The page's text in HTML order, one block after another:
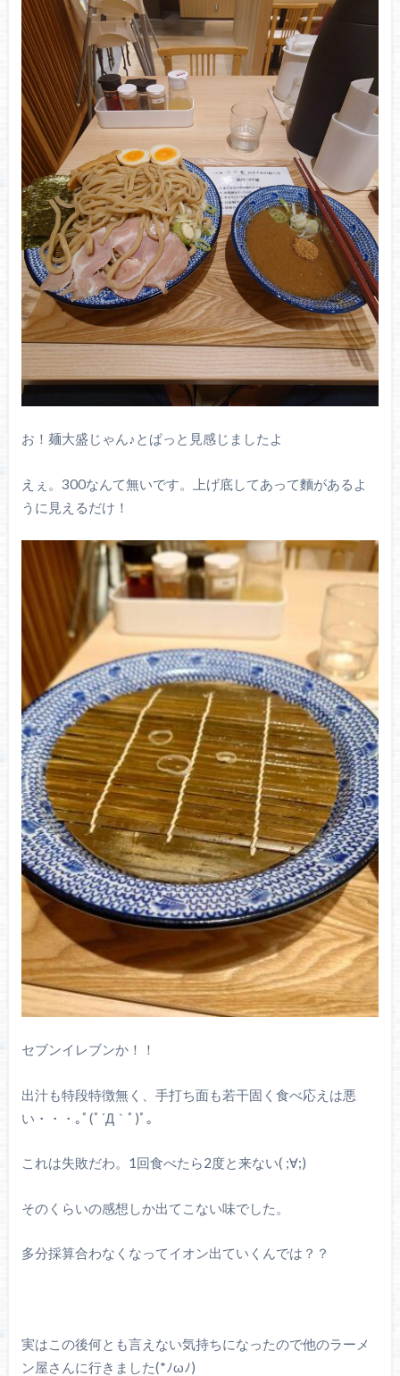
お！麺大盛じゃん♪とぱっと見感じましたよ
えぇ。300なんて無いです。上げ底してあって麵があるよ
うに見えるだけ！
セブンイレブンか！！
出汁も特段特徴無く、手打ち面も若干固く食べ応えは悪
い・・・｡ﾟ(ﾟ´Д｀ﾟ)ﾟ｡
これは失敗だわ。1回食べたら2度と来ない( ;∀;)
そのくらいの感想しか出てこない味でした。
多分採算合わなくなってイオン出ていくんでは？？
実はこの後何とも言えない気持ちになったので他のラーメ
ン屋さんに行きました(*ﾉωﾉ)